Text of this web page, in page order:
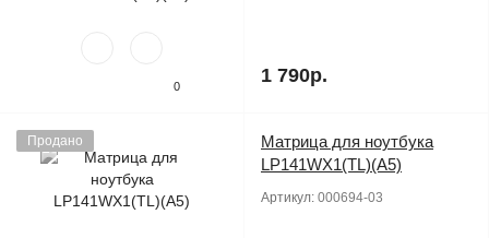
0 1 790р.
Продано
Матрица для ноутбука
LP141WX1(TL)(A5)
Артикул: 000694-03